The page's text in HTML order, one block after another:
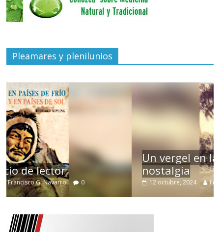
Pleamares y plenilunios
Un vergel en las nieblas de la
nostalgia
12 octubre, 2024 Francisco G. Navarro 0